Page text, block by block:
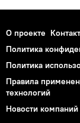
О проекте
Политика
Политика
Правила
технологий
Новости компаний